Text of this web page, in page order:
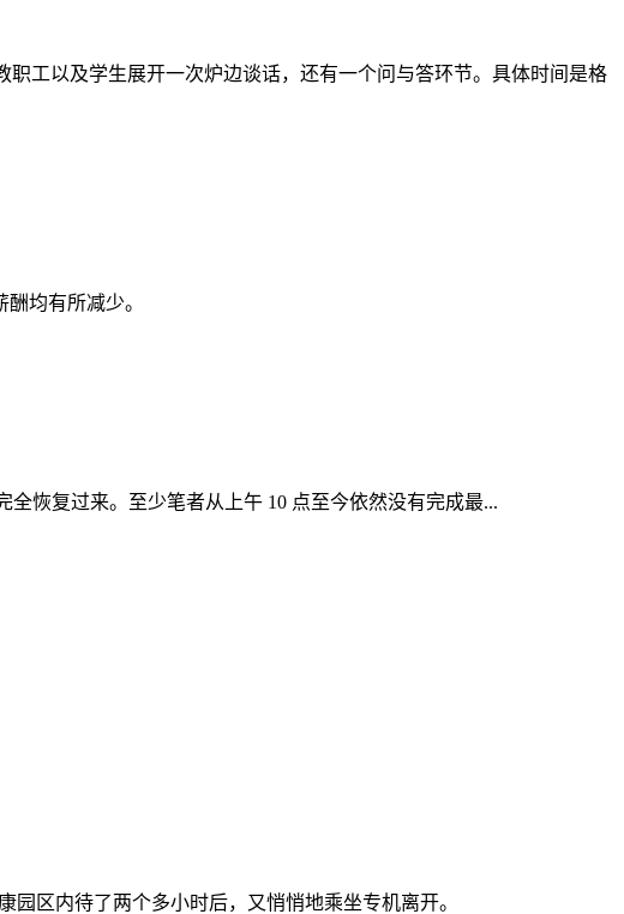
工以及学生展开一次炉边谈话，还有一个问与答环节。具体时间是格
均有所减少。
恢复过来。至少笔者从上午 10 点至今依然没有完成最...
区内待了两个多小时后，又悄悄地乘坐专机离开。